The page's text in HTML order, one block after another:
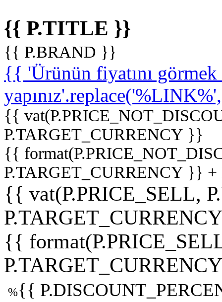
{{ P.TITLE }}
{{ P.BRAND }}
{{ 'Ürünün fiyatını
{{
P.TARGET_CURRENCY }}
{{
P.TARGET_CURRENCY }}
{{ vat(P.PRICE_SELL,
{{
%{{